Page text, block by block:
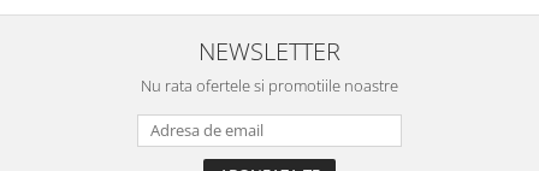
Unelte si accesorii de gradina
Alveole si ghivece
Accesorii irigatie
NEWSLETTER
Nu rata ofertele si promotiile noastre